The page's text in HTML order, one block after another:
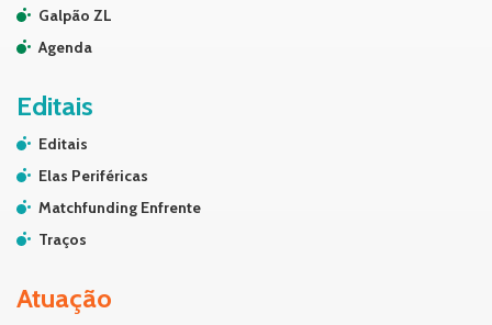
Galpão ZL
Agenda
Editais
Editais
Elas Periféricas
Matchfunding Enfrente
Traços
Atuação